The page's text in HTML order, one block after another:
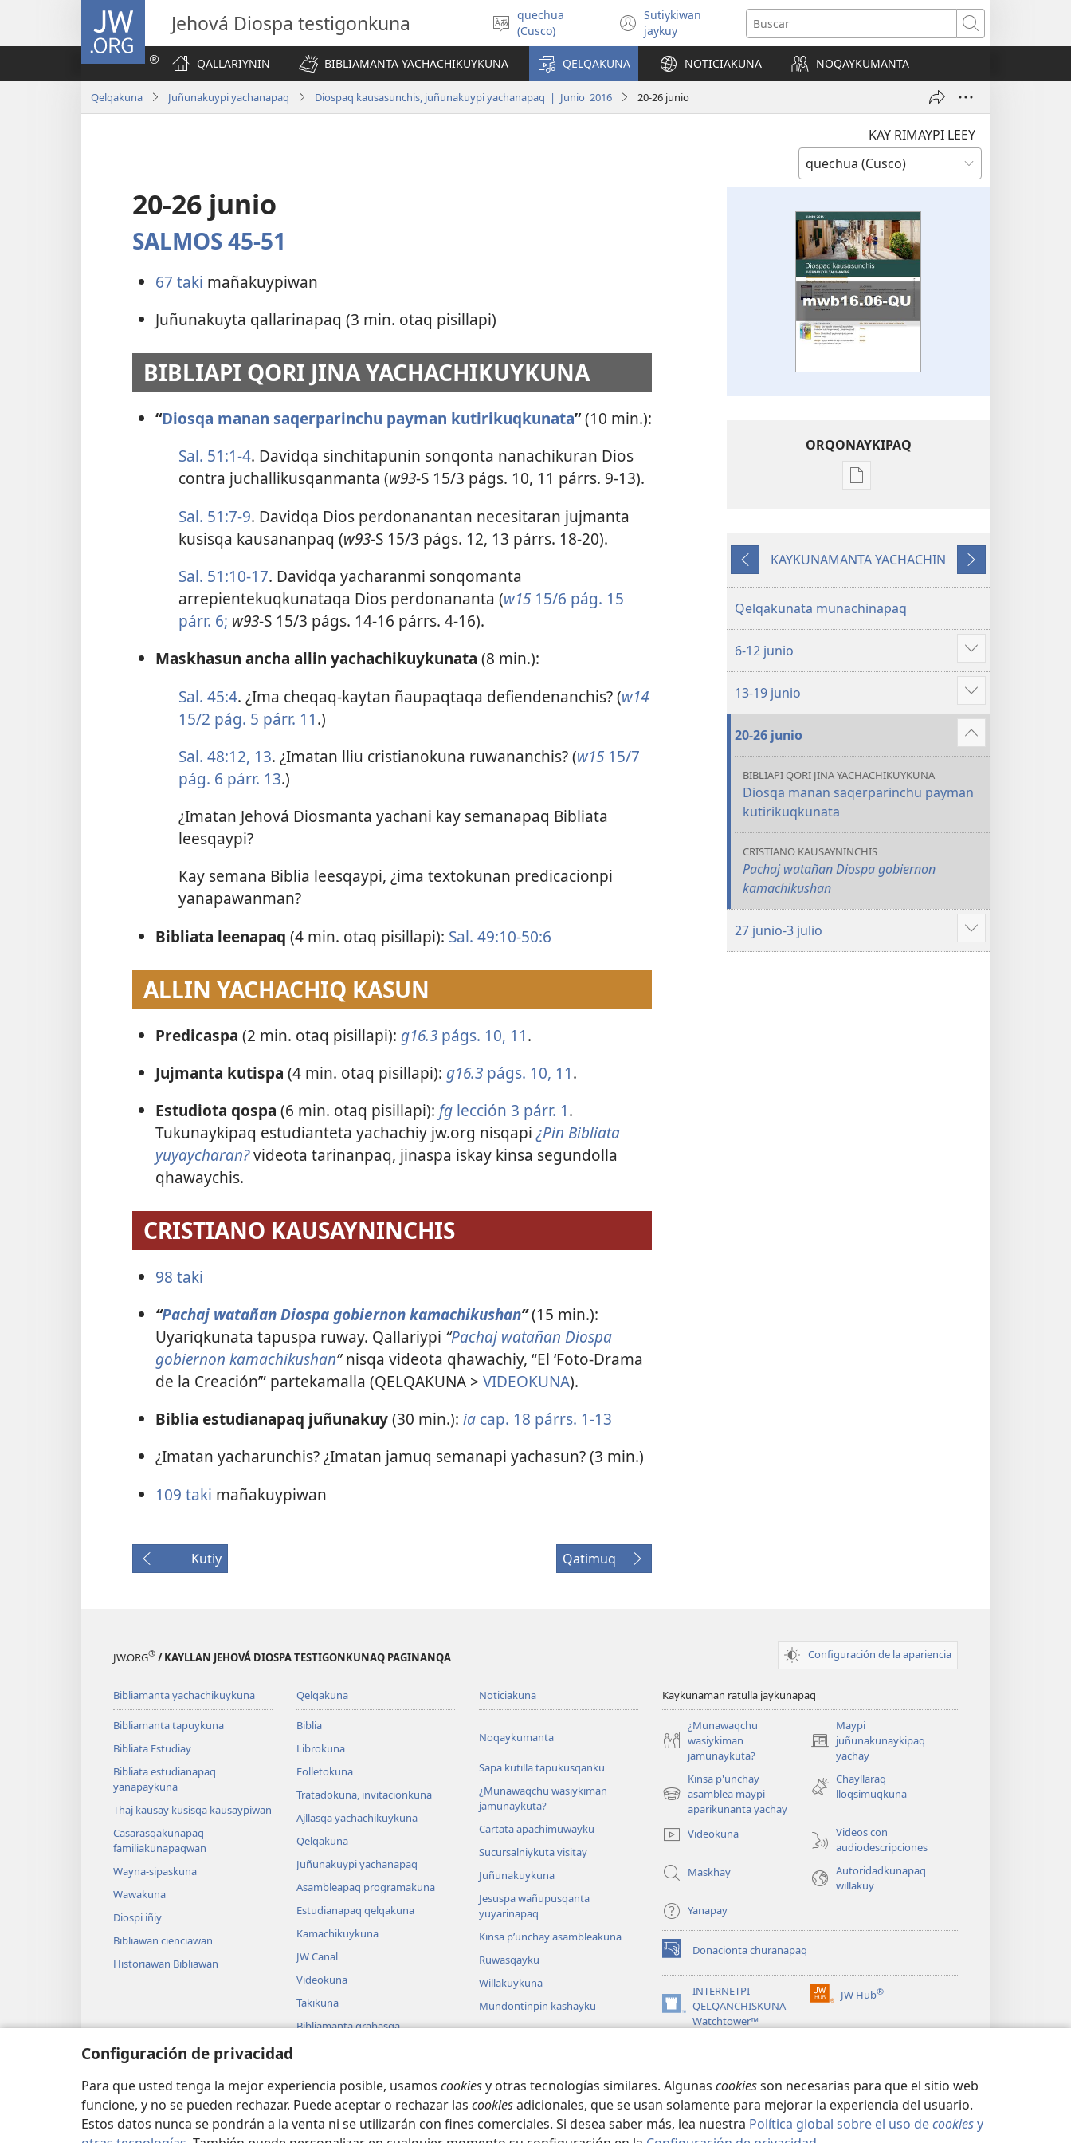
Configuración de privacidad
Para que usted tenga la mejor experiencia posible, usamos cookiesy otras tecnologías similares. Algunas cookiesson necesarias para que el sitio web
funcione, y no se pueden rechazar. Puede aceptar o rechazar las cookiesadicionales, que se usan solamente para mejorar la experiencia del usuario.
Estos datos nunca se pondrán a la venta ni se utilizarán con fines comerciales. Si desea saber más, lea nuestra Política global sobre el uso decookiesy
JW.ORG
Jehová Diospa testigonkuna
Simita
akllay
quechua
(Cusco)
Sutiykiwan
jaykuy(abre
una
nueva
ventana)
Buscar
QALLARIYNIN BIBLIAMANTA YACHACHIKUYKUNA QELQAKUNA NOTICIAKUNA NOQAYKUMANTA
Qelqakuna Juñunakuypi yachanapaq Diospaq kausasunchis, juñunakuypi yachanapaq | Junio 2016 20-26 junio
KAY RIMAYPI LEEY
20-26 junio
SALMOS 45-51
67 taki mañakuypiwan
Juñunakuyta qallarinapaq (3 min. otaq pisillapi)
BIBLIAPI QORI JINA YACHACHIKUYKUNA
“Diosqa manan saqerparinchu payman kutirikuqkunata”(10 min.):
Sal. 51:1-4. Davidqa sinchitapunin sonqonta nanachikuran Dios
contra juchallikusqanmanta (w93-S 15/3 págs. 10, 11 párrs. 9-13).
Sal. 51:7-9. Davidqa Dios perdonanantan necesitaran jujmanta
kusisqa kausananpaq (w93-S 15/3 págs. 12, 13 párrs. 18-20).
Sal. 51:10-17. Davidqa yacharanmi sonqomanta
arrepientekuqkunataqa Dios perdonananta (w15 15/6 pág. 15
párr. 6; w93-S 15/3 págs. 14-16 párrs. 4-16).
Maskhasun ancha allin yachachikuykunata (8 min.):
Sal. 45:4. ¿Ima cheqaq-kaytan ñaupaqtaqa defiendenanchis? (w14
15/2 pág. 5 párr. 11.)
Sal. 48:12, 13. ¿Imatan lliu cristianokuna ruwananchis? (w15 15/7
pág. 6 párr. 13.)
¿Imatan Jehová Diosmanta yachani kay semanapaq Bibliata
leesqaypi?
Kay semana Biblia leesqaypi, ¿ima textokunan predicacionpi
yanapawanman?
Bibliata leenapaq (4 min. otaq pisillapi): Sal. 49:10-50:6
ALLIN YACHACHIQ KASUN
Predicaspa (2 min. otaq pisillapi): g16.3 págs. 10, 11.
Jujmanta kutispa (4 min. otaq pisillapi): g16.3 págs. 10, 11.
Estudiota qospa (6 min. otaq pisillapi): fg lección 3 párr. 1.
Tukunaykipaq estudianteta yachachiy jw.org nisqapi ¿Pin Bibliata
yuyaycharan?videota tarinanpaq, jinaspa iskay kinsa segundolla
qhawaychis.
CRISTIANO KAUSAYNINCHIS
98 taki
“Pachaj watañan Diospa gobiernon kamachikushan”(15 min.):
Uyariqkunata tapuspa ruway. Qallariypi “Pachaj watañan Diospa
gobiernon kamachikushan”nisqa videota qhawachiy, “El ‘Foto-Drama
de la Creación’” partekamalla (QELQAKUNA > VIDEOKUNA).
Biblia estudianapaq juñunakuy(30 min.): ia cap. 18 párrs. 1-13
¿Imatan yacharunchis? ¿Imatan jamuq semanapi yachasun? (3 min.)
109 taki mañakuypiwan
Kutiy Qatimuq
ORQONAYKIPAQ
Kaypi
KAUSASUNCHIS,
YACHANAPAQ
Junio
Kutiy
KAYKUNAMANTA YACHACHIN
Qatimuq
Qelqakunata munachinapaq
6-12 junio
Mostrar
más
13-19 junio
Mostrar
más
20-26 junio
Mostrar
más
BIBLIAPI QORI JINA YACHACHIKUYKUNA
Diosqa manan saqerparinchu payman
kutirikuqkunata
CRISTIANO KAUSAYNINCHIS
Pachaj watañan Diospa gobiernon
kamachikushan
27 junio-3 julio
Mostrar
más
JW.ORG® / KAYLLAN JEHOVÁ DIOSPA TESTIGONKUNAQ PAGINANQA Configuración de la apariencia
Bibliamanta yachachikuykuna
Bibliamanta tapuykuna
Bibliata Estudiay
Bibliata estudianapaq
yanapaykuna
Thaj kausay kusisqa kausaypiwan
Casarasqakunapaq
familiakunapaqwan
Wayna-sipaskuna
Wawakuna
Diospi iñiy
Bibliawan cienciawan
Historiawan Bibliawan
Qelqakuna
Biblia
Librokuna
Folletokuna
Tratadokuna, invitacionkuna
Ajllasqa yachachikuykuna
Qelqakuna
Juñunakuypi yachanapaq
Asambleapaq programakuna
Estudianapaq qelqakuna
Kamachikuykuna
JW Canal
Videokuna
Takikuna
Bibliamanta grabasqa
Noticiakuna
Noqaykumanta
Sapa kutilla tapukusqanku
¿Munawaqchu wasiykiman
jamunaykuta?
Cartata apachimuwayku
Sucursalniykuta visitay
Juñunakuykuna
Jesuspa wañupusqanta
yuyarinapaq
Kinsa p’unchay asambleakuna
Ruwasqayku
Willakuykuna
Mundontinpin kashayku
Kaykunaman ratulla jaykunapaq
¿Munawaqchu
wasiykiman
jamunaykuta?
Maypi
juñunakunaykipaq
yachay
(abre
nueva
ventana)
Kinsa p'unchay
asamblea maypi
aparikunanta yachay
(abre
nueva
Chayllaraq
lloqsimuqkuna
Videokuna
Videos con
audiodescripciones
Maskhay
Autoridadkunapaq
willakuy
Yanapay
Donacionta churanapaq
(abre
una
ventana)
INTERNETPI
QELQANCHISKUNA
Watchtower™
(abre
una
JW Hub®
(abre
nueva
Copyright© 2026 Watch Tower Bible and Tract Society of Pennsylvania.